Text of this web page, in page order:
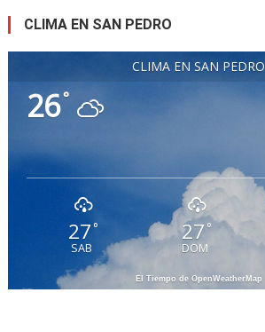
CLIMA EN SAN PEDRO
CLIMA EN SAN PEDRO
26°
27°
SAB
27 °
DOM
El Tiempo de OpenWeatherMap